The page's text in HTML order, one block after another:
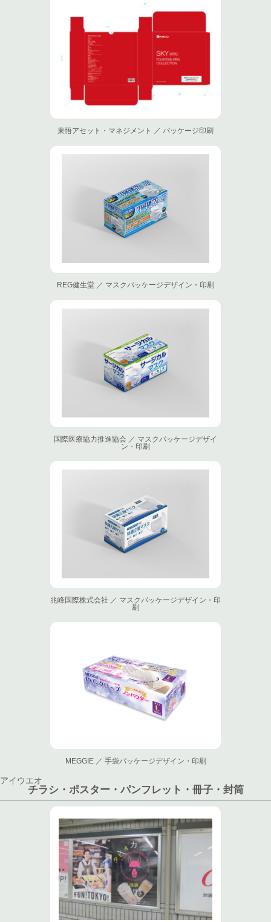
東悟アセット・マネジメント ／ パッケージ印刷
REG健生堂 ／ マスクパッケージデザイン・印刷
国際医療協力推進協会 ／ マスクパッケージデザイ
ン・印刷
兆峰国際株式会社 ／ マスクパッケージデザイン・印
刷
MEGGIE ／ 手袋パッケージデザイン・印刷
アイウエオ
チラシ・ポスター・パンフレット・冊子・封筒